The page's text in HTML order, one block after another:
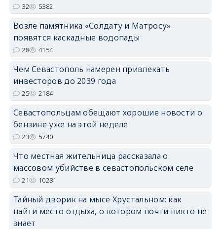
32 5382
Возле памятника «Солдату и Матросу»
появятся каскадные водопады
28 4154
Чем Севастополь намерен привлекать
инвесторов до 2039 года
25 2184
Севастопольцам обещают хорошие новости о
бензине уже на этой неделе
23 5740
Что местная жительница рассказала о
массовом убийстве в севастопольском селе
21 10231
Тайный дворик на мысе Хрустальном: как
найти место отдыха, о котором почти никто не
знает